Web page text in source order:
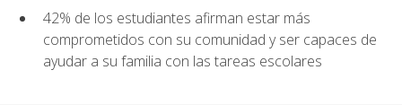
42% de los estudiantes afirman estar más
comprometidos con su comunidad y ser capaces de
ayudar a su familia con las tareas escolares